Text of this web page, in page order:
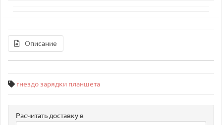
Описание
гнездо зарядки планшета
Расчитать доставку в